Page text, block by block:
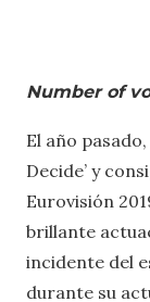
Number of
El año
Decide’ y
Eurovisión
brillante
incidente del
durante su